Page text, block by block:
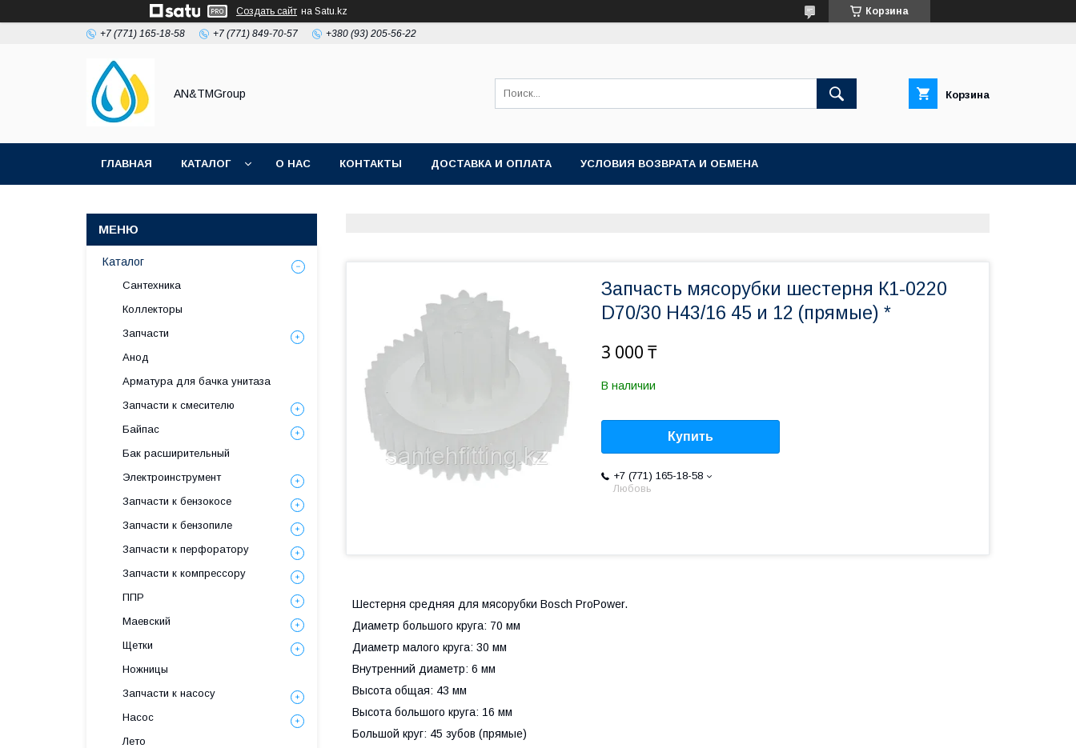
Создать сайт на Satu.kz Корзина
+7 (771) 165-18-58 +7 (771) 849-70-57 +380 (93) 205-56-22
AN&TMGroup Корзина
ГЛАВНАЯ КАТАЛОГ О НАС КОНТАКТЫ ДОСТАВКА И ОПЛАТА УСЛОВИЯ ВОЗВРАТА И ОБМЕНА
Запчасть мясорубки шестерня К1-0220
D70/30 H43/16 45 и 12 (прямые) *
3 000 ₸
В наличии
Купить
+7 (771) 165-18-58
Любовь
Шестерня средняя для мясорубки Bosch ProPower.
Диаметр большого круга: 70 мм
Диаметр малого круга: 30 мм
Внутренний диаметр: 6 мм
Высота общая: 43 мм
Высота большого круга: 16 мм
Большой круг: 45 зубов (прямые)
Каталог
Сантехника
Коллекторы
Запчасти
Анод
Арматура для бачка унитаза
Запчасти к смесителю
Байпас
Бак расширительный
Электроинструмент
Запчасти к бензокосе
Запчасти к бензопиле
Запчасти к перфоратору
Запчасти к компрессору
ППР
Маевский
Щетки
Ножницы
Запчасти к насосу
Насос
Лето